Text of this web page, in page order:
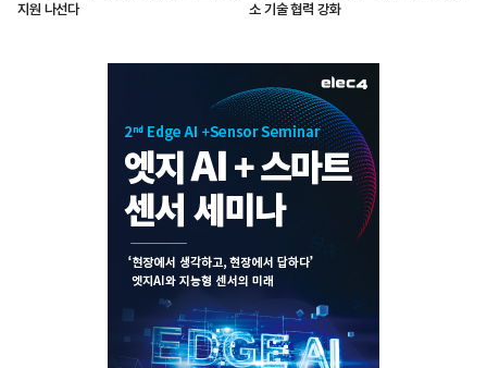
지원 나선다
소 기술 협력 강화